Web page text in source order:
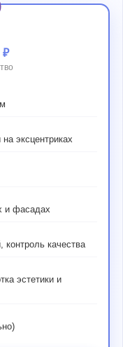
₽
эксцентриках
и фасадах
контроль качества
эстетики и